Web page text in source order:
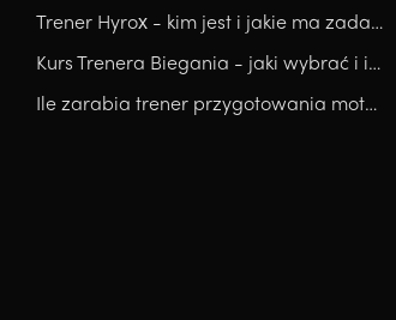
Trener Hyrox - kim jest i jakie ma zadania?
Kurs Trenera Biegania - jaki wybrać i ile kosztuje? Ranking
Ile zarabia trener przygotowania motorycznego? [2026]